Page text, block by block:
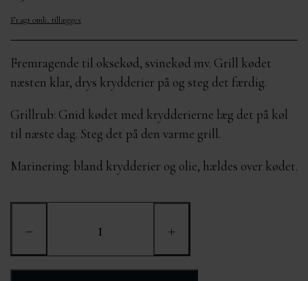
KONTAKT
Fragt omk. tillægges
Fremragende til oksekød, svinekød mv. Grill kødet
næsten klar, drys krydderier på og steg det færdig.
Grillrub: Gnid kødet med krydderierne læg det på køl
til næste dag. Steg det på den varme grill.
Marinering: bland krydderier og olie, hældes over kødet.
− +